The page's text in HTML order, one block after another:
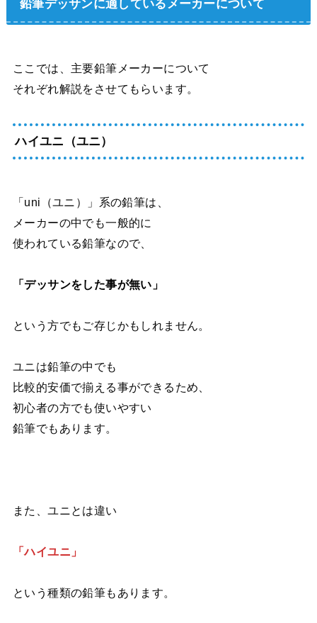
鉛筆デッサンに適しているメーカーについて
ここでは、主要鉛筆メーカーについて
それぞれ解説をさせてもらいます。
ハイユニ（ユニ）
「uni（ユニ）」系の鉛筆は、
メーカーの中でも一般的に
使われている鉛筆なので、
「デッサンをした事が無い」
という方でもご存じかもしれません。
ユニは鉛筆の中でも
比較的安価で揃える事ができるため、
初心者の方でも使いやすい
鉛筆でもあります。
また、ユニとは違い
「ハイユニ」
という種類の鉛筆もあります。